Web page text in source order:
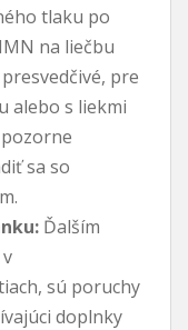
tlaku po
na liečbu
pre
alebo s liekmi
sa so
Ďalším
sú poruchy
doplnky